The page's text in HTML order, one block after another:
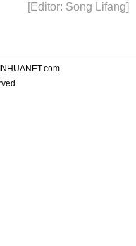
[Editor: Song Lifang]